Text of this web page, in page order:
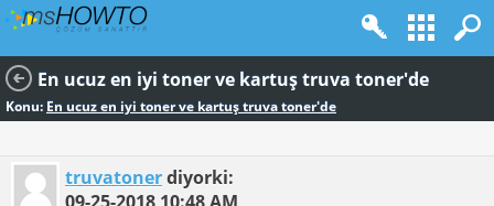
En ucuz en iyi toner ve kartuş truva toner'de
Konu: En ucuz en iyi toner ve kartuş truva toner'de
truvatonerdiyorki: